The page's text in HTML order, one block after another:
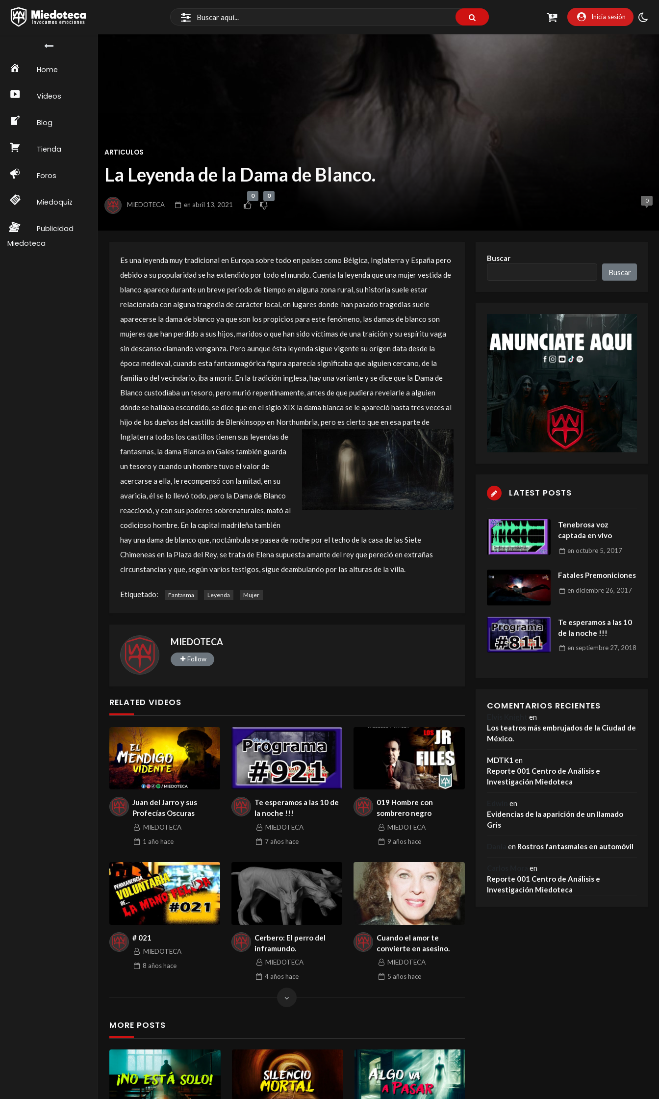
Inicia sesión
Home
Videos
Blog
Tienda
Foros
Miedoquiz
Publicidad
Miedoteca
ARTICULOS
La Leyenda de la Dama de Blanco.
MIEDOTECA en abril 13, 2021
0 0
0
Es una leyenda muy tradicional en Europa sobre todo en países como Bélgica, Inglaterra y España pero
debido a su popularidad se ha extendido por todo el mundo. Cuenta la leyenda que una mujer vestida de
blanco aparece durante un breve periodo de tiempo en alguna zona rural, su historia suele estar
relacionada con alguna tragedia de carácter local, en lugares donde han pasado tragedias suele
aparecerse la dama de blanco ya que son los propicios para este fenómeno, las damas de blanco son
mujeres que han perdido a sus hijos, maridos o que han sido víctimas de una traición y su espíritu vaga
sin descanso clamando venganza. Pero aunque ésta leyenda sigue vigente su orígen data desde la
época medieval, cuando esta fantasmagórica figura aparecía significaba que alguien cercano, de la
familia o del vecindario, iba a morir. En la tradición inglesa, hay una variante y se dice que la Dama de
Blanco custodiaba un tesoro, pero murió repentinamente, antes de que pudiera revelarle a alguien
dónde se hallaba escondido, se dice que en el siglo XIX la dama blanca se le apareció hasta tres veces al
hijo de los dueños del castillo de Blenkinsopp en Northumbria, pero es cierto que en esa parte de
Inglaterra todos los castillos tienen sus leyendas de
fantasmas, la dama Blanca en Gales también guarda
un tesoro y cuando un hombre tuvo el valor de
acercarse a ella, le recompensó con la mitad, en su
avaricia, él se lo llevó todo, pero la Dama de Blanco
reaccionó, y con sus poderes sobrenaturales, mató al
codicioso hombre. En la capital madrileña también
hay una dama de blanco que, noctámbula se pasea de noche por el techo de la casa de las Siete
Chimeneas en la Plaza del Rey, se trata de Elena supuesta amante del rey que pereció en extrañas
circunstancias y que, según varios testigos, sigue deambulando por las alturas de la villa.
Etiquetado: Fantasma Leyenda Mujer
MIEDOTECA
Follow
RELATED VIDEOS
Juan del Jarro y sus
Profecías Oscuras
MIEDOTECA
1 año hace
Te esperamos a las 10 de
la noche !!!
MIEDOTECA
7 añoshace
019 Hombre con
sombrero negro
MIEDOTECA
9 añoshace
# 021
MIEDOTECA
8 añoshace
Cerbero: El perro del
inframundo.
MIEDOTECA
4 añoshace
Cuando el amor te
convierte en asesino.
MIEDOTECA
5 añoshace
MORE POSTS
Buscar
Buscar
LATEST POSTS
Tenebrosa voz
captada en vivo
en octubre 5, 2017
Fatales Premoniciones
en diciembre 26, 2017
Te esperamos a las 10
de la noche !!!
en septiembre 27, 2018
COMENTARIOS RECIENTES
en
Los teatros más embrujados de la Ciudad de
México.
MDTK1 en
Reporte 001 Centro de Análisis e
Investigación Miedoteca
en
Evidencias de la aparición de un llamado
Gris
en Rostros fantasmales en automóvil
en
Reporte 001 Centro de Análisis e
Investigación Miedoteca